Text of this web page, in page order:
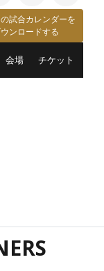
試合カレンダーを
ンロードする
会場 チケット